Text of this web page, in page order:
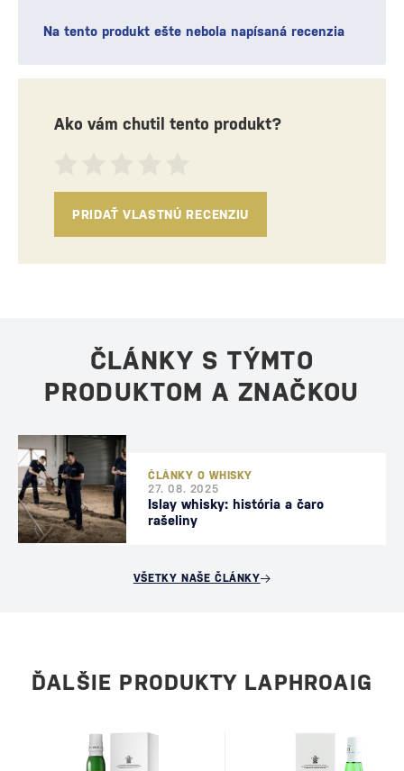
Na tento produkt ešte nebola napísaná recenzia
Ako vám chutil tento produkt?
PRIDAŤ VLASTNÚ RECENZIU
ČLÁNKY S TÝMTO
PRODUKTOM A ZNAČKOU
ČLÁNKY O WHISKY
27. 08. 2025
Islay whisky: história a čaro
rašeliny
VŠETKY NAŠE ČLÁNKY
ĎALŠIE PRODUKTY LAPHROAIG